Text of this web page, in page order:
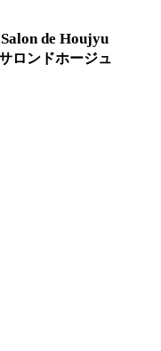
Salon de Houjyu
ロンドホージュ